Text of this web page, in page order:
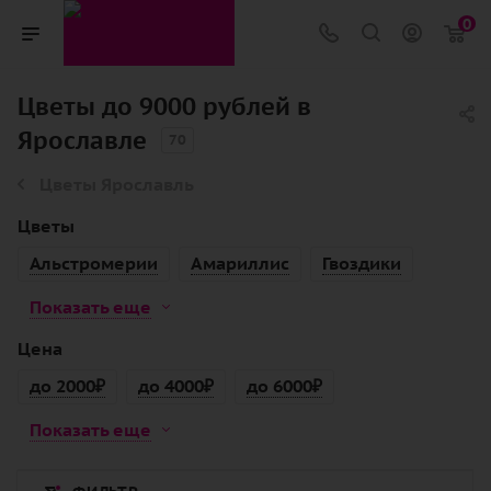
0
Цветы до 9000 рублей в
Ярославле
Цветы
Альстромерии
Амариллис
Гвоздики
Показать еще
Цена
до 2000₽
до 4000₽
до 6000₽
Показать еще